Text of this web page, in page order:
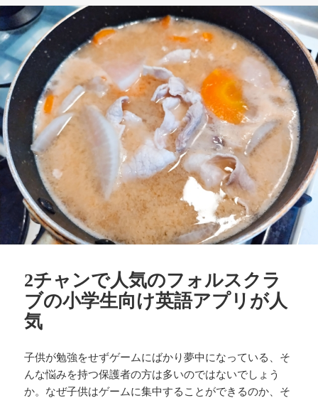
リ
ー
2チャンで人気のフォルスクラ
ブの小学生向け英語アプリが人
気
子供が勉強をせずゲームにばかり夢中になっている、そ
んな悩みを持つ保護者の方は多いのではないでしょう
か。なぜ子供はゲームに集中することができるのか、そ